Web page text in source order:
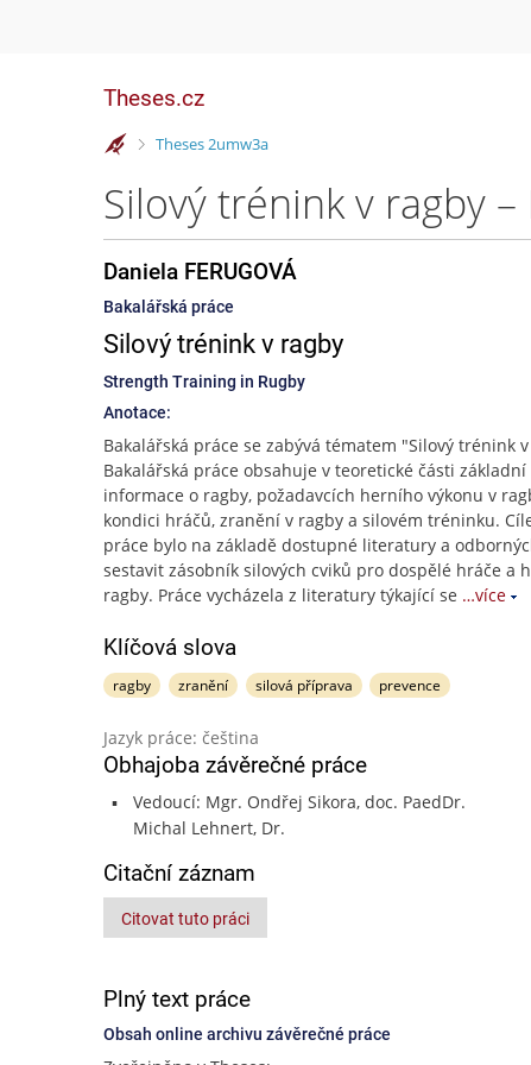
Theses.cz
>
Theses 2umw3a
Silový trénink v ragby –
Daniela FERUGOVÁ
Bakalářská práce
Silový trénink v ragby
Strength Training in Rugby
Anotace:
Bakalářská práce se zabývá tématem "Silový trénink
Bakalářská práce obsahuje v teoretické části základní
informace o ragby, požadavcích herního výkonu v
kondici hráčů, zranění v ragby a silovém tréninku.
práce bylo na základě dostupné literatury a
sestavit zásobník silových cviků pro dospělé hráče a
ragby. Práce vycházela z literatury týkající se …více
Klíčová slova
ragby zranění silová příprava prevence
Jazyk práce: čeština
Obhajoba závěrečné práce
Vedoucí: Mgr. Ondřej Sikora, doc. PaedDr.
Michal Lehnert, Dr.
Citační záznam
Citovat tuto práci
Plný text práce
Obsah online archivu závěrečné práce